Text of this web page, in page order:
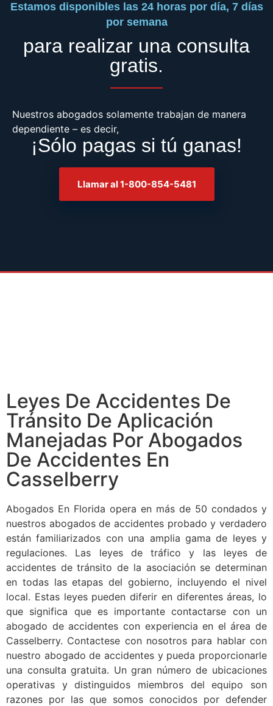
Estamos disponibles las 24 horas por día, 7 días
por semana
para realizar una consulta
gratis.
Nuestros abogados solamente trabajan de manera
dependiente – es decir,
¡Sólo pagas si tú ganas!
Llamar al 1-800-854-5481
Leyes De Accidentes De
Tránsito De Aplicación
Manejadas Por Abogados
De Accidentes En
Casselberry
Abogados En Florida opera en más de 50 condados y
nuestros abogados de accidentes probado y verdadero
están familiarizados con una amplia gama de leyes y
regulaciones. Las leyes de tráfico y las leyes de
accidentes de tránsito de la asociación se determinan
en todas las etapas del gobierno, incluyendo el nivel
local. Estas leyes pueden diferir en diferentes áreas, lo
que significa que es importante contactarse con un
abogado de accidentes con experiencia en el área de
Casselberry. Contactese con nosotros para hablar con
nuestro abogado de accidentes y pueda proporcionarle
una consulta gratuita. Un gran número de ubicaciones
operativas y distinguidos miembros del equipo son
razones por las que somos conocidos por defender